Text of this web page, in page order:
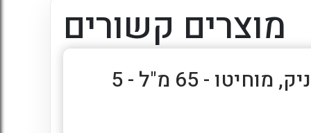
מוצרים קשורים
שלוק קוקטייל בטעמים - לימונצלו, וודקה רדבול, תות, ג'ין וטוניק, מוחיטו - 65 מ"ל - 5